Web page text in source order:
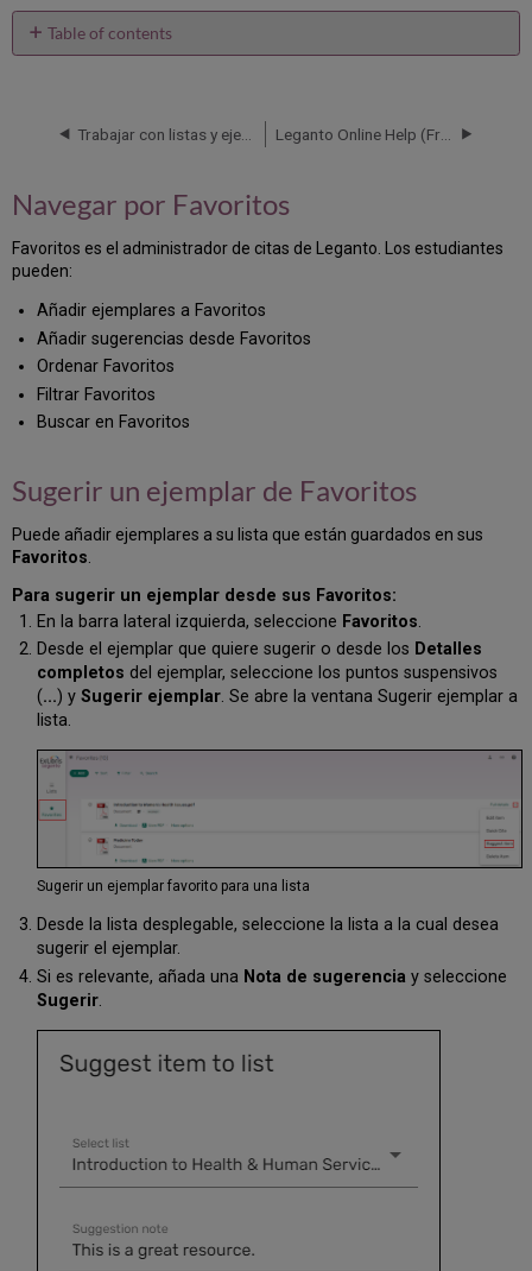
Table of contents
Sugerir
de
Buscar
en
Favoritos
ejemplares
a
favoritos
Cargar
a
Favoritos
Añadir
a
un
ejemplar
a
Favoritos
Notas
privadas
Gestión
de
Etiquetas
privadas
Ordenar
Favoritos
Filtrar
favoritos
Etiqueta
y
Tipo
Editar
ejemplares
favoritos
solo
ejemplar
de
Navegar por Favoritos
Favoritos es el administrador de citas de Leganto. Los estudiantes
pueden:
Añadir ejemplares a Favoritos
Añadir sugerencias desde Favoritos
Ordenar Favoritos
Filtrar Favoritos
Buscar en Favoritos
Sugerir un ejemplar de Favoritos
Puede añadir ejemplares a su lista que están guardados en sus
Favoritos.
Para sugerir un ejemplar desde sus Favoritos:
En la barra lateral izquierda, seleccione Favoritos.
Desde el ejemplar que quiere sugerir o desde los Detalles
completos del ejemplar, seleccione los puntos suspensivos
(...) y Sugerir ejemplar. Se abre la ventana Sugerir ejemplar a
lista.
Sugerir un ejemplar favorito para una lista
Desde la lista desplegable, seleccione la lista a la cual desea
sugerir el ejemplar.
Si es relevante, añada una Nota de sugerenciay seleccione
Sugerir.